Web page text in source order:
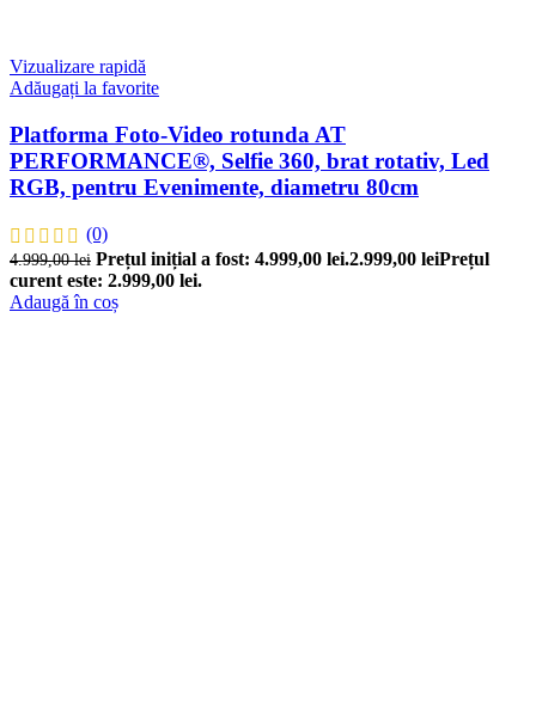
Vizualizare rapidă
Adăugați la favorite
Platforma Foto-Video rotunda AT
PERFORMANCE®, Selfie 360, brat rotativ, Led
RGB, pentru Evenimente, diametru 80cm
(0)
4.999,00lei Prețul inițial a fost: 4.999,00 lei.2.999,00 leiPrețul
curent este: 2.999,00 lei.
Adaugă în coș